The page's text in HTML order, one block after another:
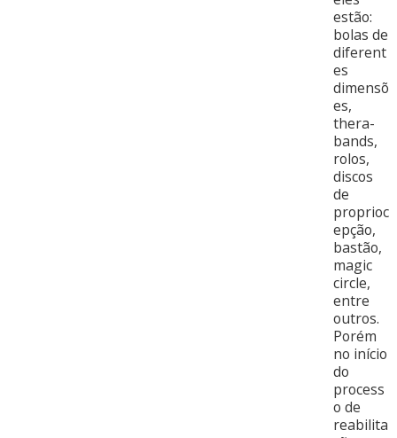
estão:
bolas de
diferent
es
dimensõ
es,
thera-
bands,
rolos,
discos
de
proprioc
epção,
bastão,
magic
circle,
entre
outros.
Porém
no início
do
process
o de
reabilita